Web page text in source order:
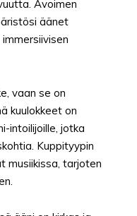
Avoimen
äänet
vaan se on
kuulokkeet on
intoilijoille, jotka
Kuppityypin
musiikissa, tarjoten